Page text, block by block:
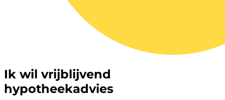
Ik wil vrijblijvend
hypotheekadvies